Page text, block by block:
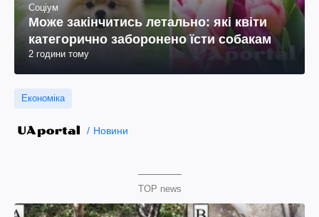
Соціум
Може закінчитись летально: які квіти
категорично заборонено їсти собакам
2 години тому
Економіка
Новини
TOP news